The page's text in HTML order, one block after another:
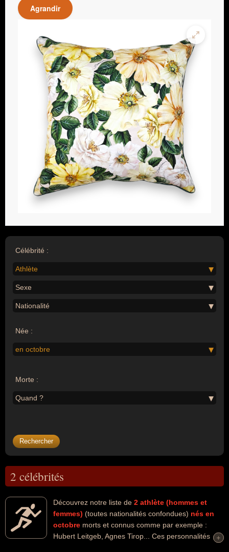
Agrandir
Célébrité :
Athlète
Sexe
Nationalité
Née :
en octobre
Morte :
Quand ?
2 célébrités
Découvrez notre liste de 2 athlète (hommes et
femmes) (toutes nationalités confondues) nés en
octobre morts et connus comme par exemple :
Hubert Leitgeb, Agnes Tirop... Ces personnalités
+
+